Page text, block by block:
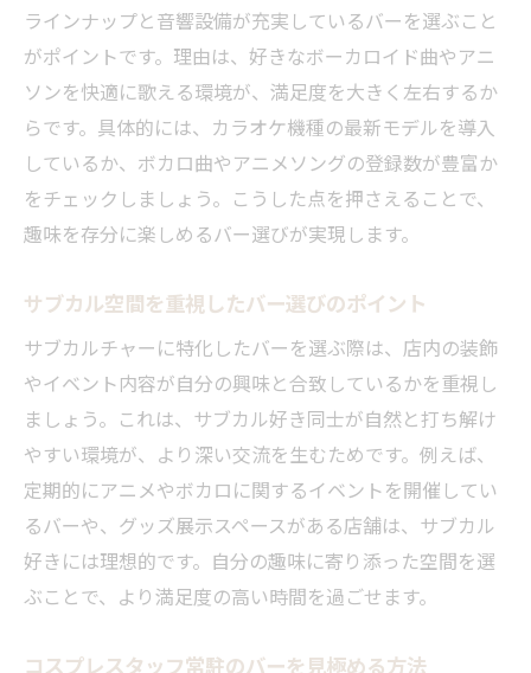
ラインナップと音響設備が充実しているバーを選ぶこと
がポイントです。理由は、好きなボーカロイド曲やアニ
ソンを快適に歌える環境が、満足度を大きく左右するか
らです。具体的には、カラオケ機種の最新モデルを導入
しているか、ボカロ曲やアニメソングの登録数が豊富か
をチェックしましょう。こうした点を押さえることで、
趣味を存分に楽しめるバー選びが実現します。
サブカル空間を重視したバー選びのポイント
サブカルチャーに特化したバーを選ぶ際は、店内の装飾
やイベント内容が自分の興味と合致しているかを重視し
ましょう。これは、サブカル好き同士が自然と打ち解け
やすい環境が、より深い交流を生むためです。例えば、
定期的にアニメやボカロに関するイベントを開催してい
るバーや、グッズ展示スペースがある店舗は、サブカル
好きには理想的です。自分の趣味に寄り添った空間を選
ぶことで、より満足度の高い時間を過ごせます。
コスプレスタッフ常駐のバーを見極める方法